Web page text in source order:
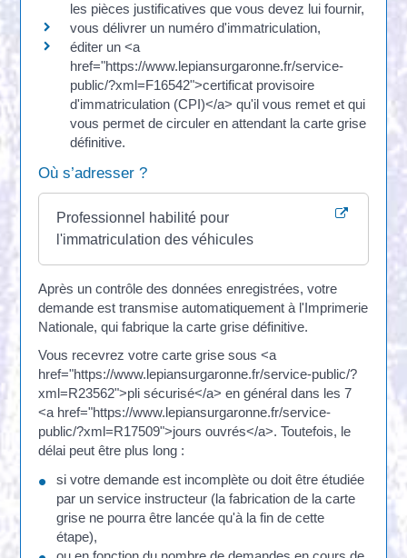
les pièces justificatives que vous devez lui fournir,
vous délivrer un numéro d'immatriculation,
éditer un <a
href="https://www.lepiansurgaronne.fr/service-
public/?xml=F16542">certificat provisoire
d'immatriculation (CPI)</a> qu'il vous remet et qui
vous permet de circuler en attendant la carte grise
définitive.
Où s’adresser ?
Professionnel habilité pour
l'immatriculation des véhicules
Après un contrôle des données enregistrées, votre
demande est transmise automatiquement à l'Imprimerie
Nationale, qui fabrique la carte grise définitive.
Vous recevrez votre carte grise sous <a
href="https://www.lepiansurgaronne.fr/service-public/?
xml=R23562">pli sécurisé</a> en général dans les 7
<a href="https://www.lepiansurgaronne.fr/service-
public/?xml=R17509">jours ouvrés</a>. Toutefois, le
délai peut être plus long :
si votre demande est incomplète ou doit être étudiée
par un service instructeur (la fabrication de la carte
grise ne pourra être lancée qu'à la fin de cette
étape),